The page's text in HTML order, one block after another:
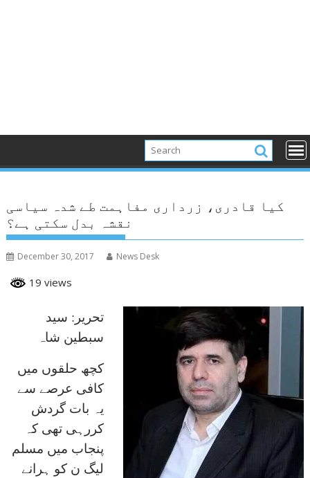
کیا قادری، زرداری مفاہمت طے شدہ سیاسی
نقشہ بدل سکتی ہے؟
December 30, 2017 News Desk
19 views
تحریر: سید
سبطین شاہ
کچھ حلقوں میں
کافی عرصے سے
یہ بات گردش
کررہی تھی کہ
پنجاب میں مسلم
لیگ ن کو ہرانے